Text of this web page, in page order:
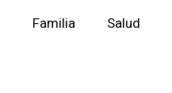
Familia Salud